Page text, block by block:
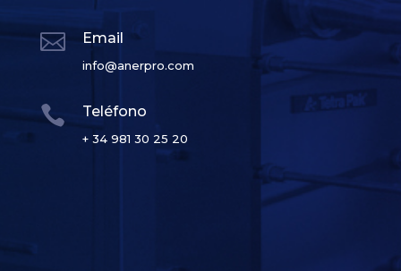
 Email
info@anerpro.com
 Teléfono
+ 34 981 30 25 20